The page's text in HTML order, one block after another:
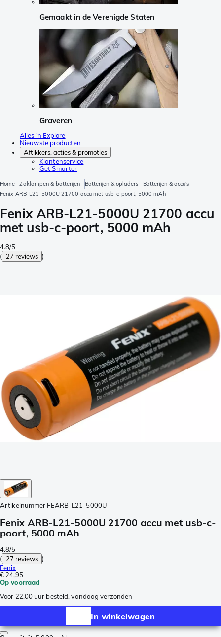
Gemaakt in de Verenigde Staten
Graveren
Alles in Explore
Nieuwste producten
Aftikkers, acties & promoties
Klantenservice
Get Smarter
Home Zaklampen & batterijen Batterijen & opladers
Batterijen & accu's
Fenix ARB-L21-5000U 21700 accu met usb-c-poort, 5000 mAh
Fenix ARB-L21-5000U 21700 accu
met usb-c-poort, 5000 mAh
4.8/5
( 27 reviews )
Artikelnummer FEARB-L21-5000U
Fenix ARB-L21-5000U 21700 accu met usb-c-
poort, 5000 mAh
4.8/5
( 27 reviews )
Fenix
€ 24,95
Op voorraad
Voor 22.00 uur besteld, vandaag verzonden
In winkelwagen